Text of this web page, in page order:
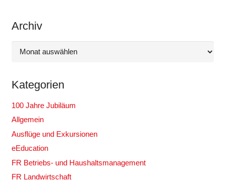
Archiv
Archiv
Kategorien
100 Jahre Jubiläum
Allgemein
Ausflüge und Exkursionen
eEducation
FR Betriebs- und Haushaltsmanagement
FR Landwirtschaft